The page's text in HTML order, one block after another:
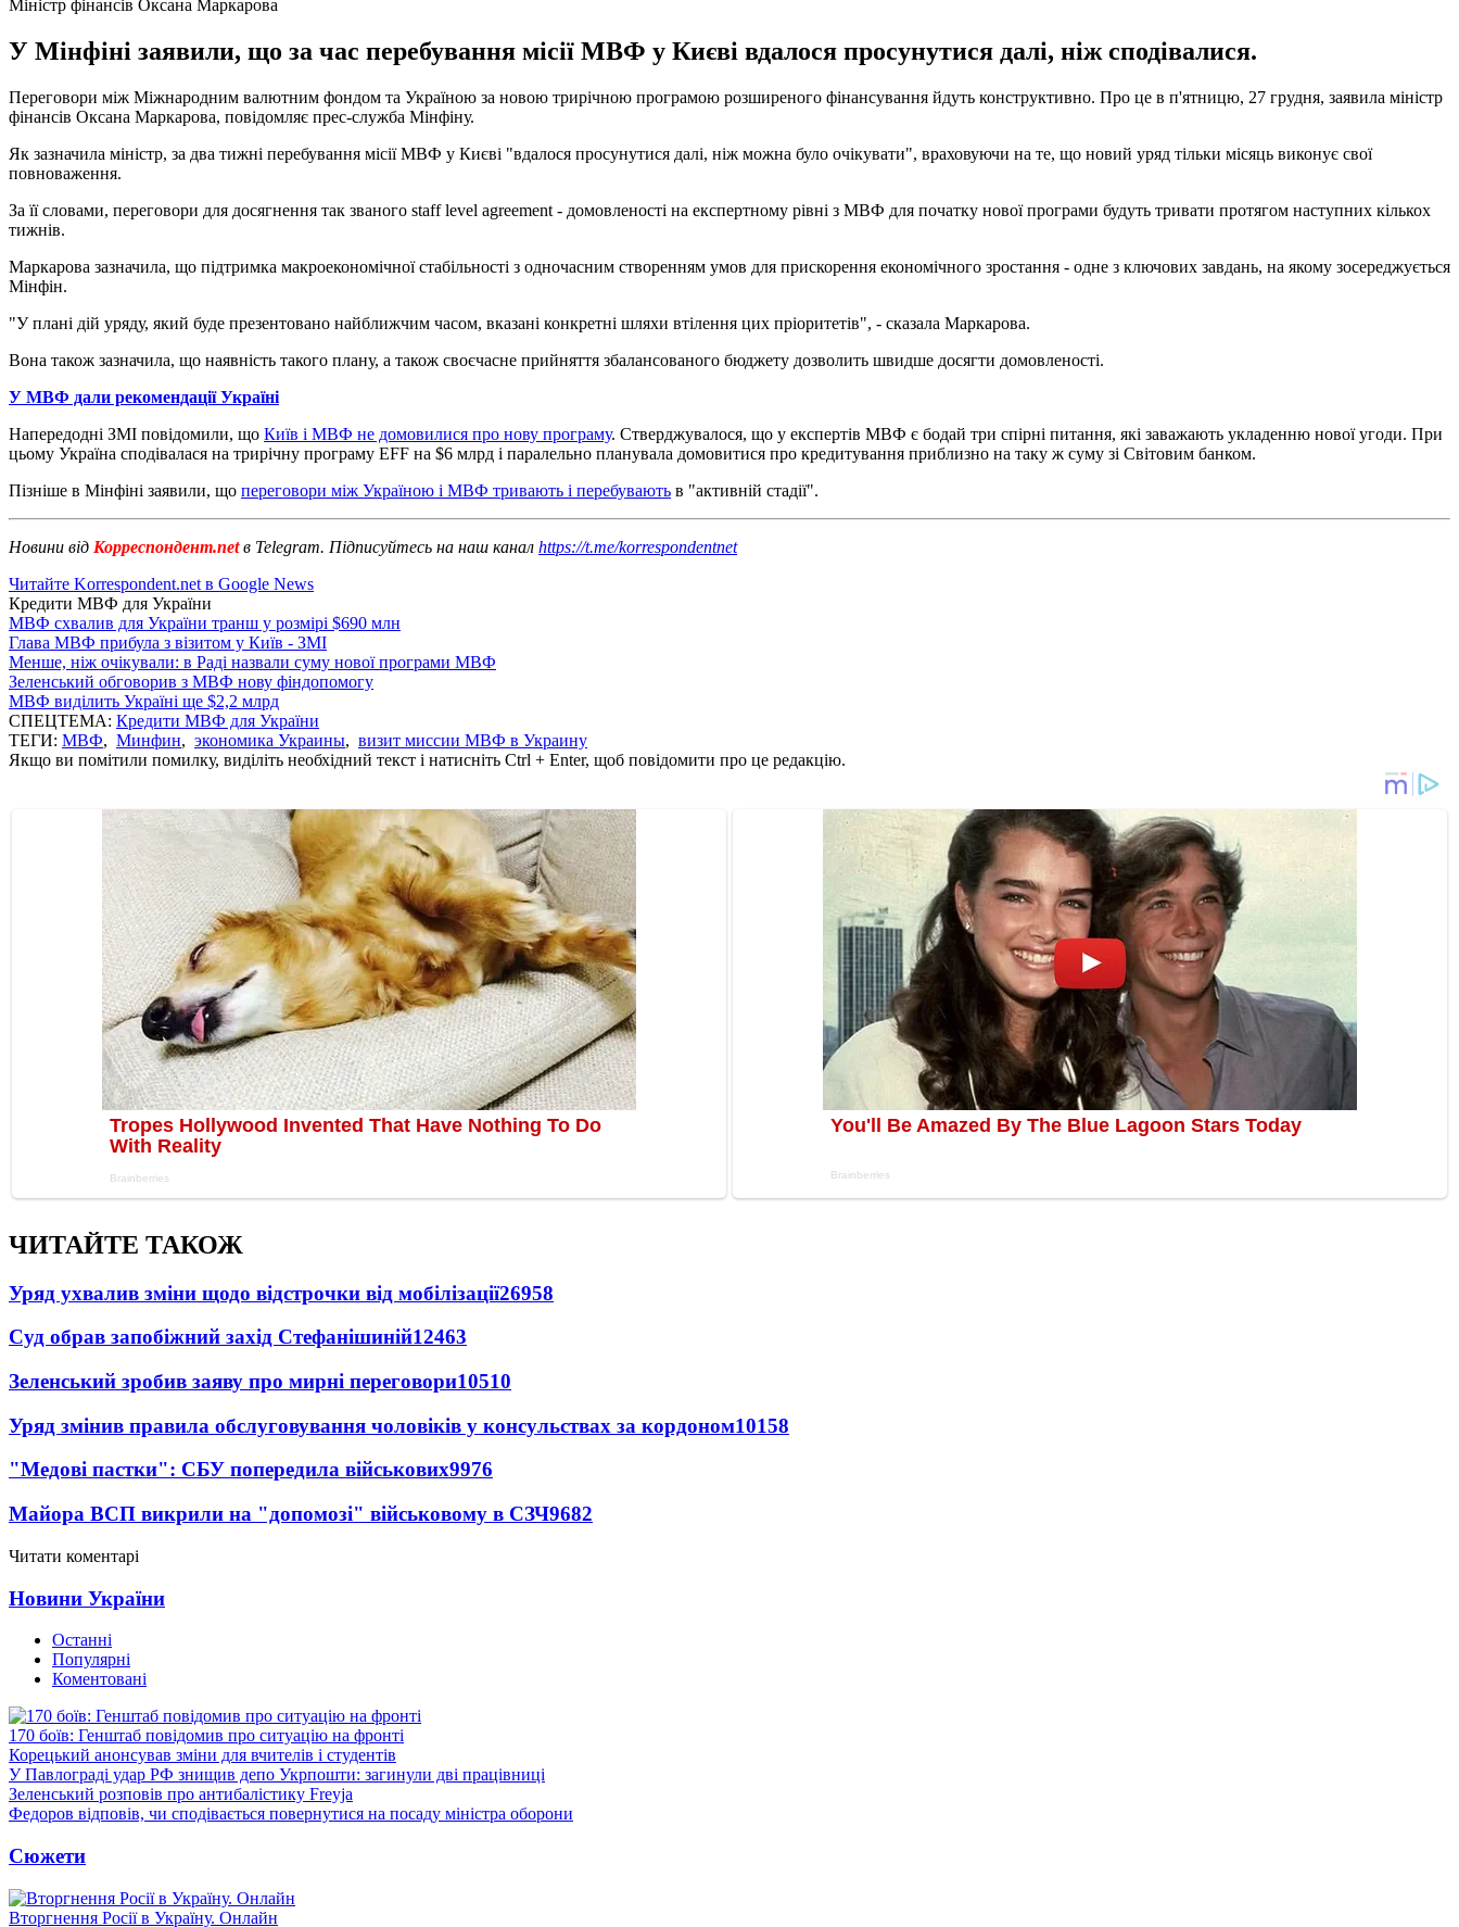
Міністр фінансів Оксана Маркарова
У Мінфіні заявили, що за час перебування місії МВФ у Києві вдалося просунутися далі, ніж сподівалися.
Переговори між Міжнародним валютним фондом та Україною за новою трирічною програмою розширеного фінансування йдуть конструктивно. Про це в п'ятницю, 27 грудня, заявила міністр
фінансів Оксана Маркарова, повідомляє прес-служба Мінфіну.
Як зазначила міністр, за два тижні перебування місії МВФ у Києві "вдалося просунутися далі, ніж можна було очікувати", враховуючи на те, що новий уряд тільки місяць виконує свої
повноваження.
За її словами, переговори для досягнення так званого staff level agreement - домовленості на експертному рівні з МВФ для початку нової програми будуть тривати протягом наступних кількох
тижнів.
Маркарова зазначила, що підтримка макроекономічної стабільності з одночасним створенням умов для прискорення економічного зростання - одне з ключових завдань, на якому зосереджується
Мінфін.
"У плані дій уряду, який буде презентовано найближчим часом, вказані конкретні шляхи втілення цих пріоритетів", - сказала Маркарова.
Вона також зазначила, що наявність такого плану, а також своєчасне прийняття збалансованого бюджету дозволить швидше досягти домовленості.
У МВФ дали рекомендації Україні
Напередодні ЗМІ повідомили, що Київ і МВФ не домовилися про нову програму. Стверджувалося, що у експертів МВФ є бодай три спірні питання, які заважають укладенню нової угоди. При
цьому Україна сподівалася на трирічну програму EFF на $6 млрд і паралельно планувала домовитися про кредитування приблизно на таку ж суму зі Світовим банком.
Пізніше в Мінфіні заявили, що переговори між Україною і МВФ тривають і перебувають в "активній стадії".
Новини від Корреспондент.netв Telegram. Підписуйтесь на наш канал https://t.me/korrespondentnet
Читайте Korrespondent.net в Google News
Кредити МВФ для України
МВФ схвалив для України транш у розмірі $690 млн
Глава МВФ прибула з візитом у Київ - ЗМІ
Менше, ніж очікували: в Раді назвали суму нової програми МВФ
Зеленський обговорив з МВФ нову фіндопомогу
МВФ виділить Україні ще $2,2 млрд
СПЕЦТЕМА: Кредити МВФ для України
ТЕГИ: МВФ, Минфин, экономика Украины, визит миссии МВФ в Украину
Якщо ви помітили помилку, виділіть необхідний текст і натисніть Ctrl + Enter, щоб повідомити про це редакцію.
ЧИТАЙТЕ ТАКОЖ
Уряд ухвалив зміни щодо відстрочки від мобілізації26958
Суд обрав запобіжний захід Стефанішиній12463
Зеленський зробив заяву про мирні переговори10510
Уряд змінив правила обслуговування чоловіків у консульствах за кордоном10158
"Медові пастки": СБУ попередила військових9976
Майора ВСП викрили на "допомозі" військовому в СЗЧ9682
Читати коментарі
Новини України
Останні
Популярні
Коментовані
170 боїв: Генштаб повідомив про ситуацію на фронті
Корецький анонсував зміни для вчителів і студентів
У Павлограді удар РФ знищив депо Укрпошти: загинули дві працівниці
Зеленський розповів про антибалістику Freyja
Федоров відповів, чи сподівається повернутися на посаду міністра оборони
Сюжети
Вторгнення Росії в Україну. Онлайн